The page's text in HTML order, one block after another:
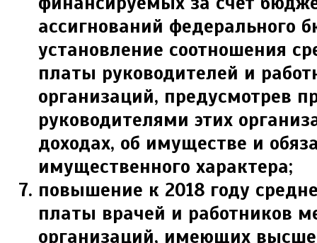
ассигнований федерального
установление соотношения
платы руководителей и
организаций, предусмотрев
руководителями этих
доходах, об имуществе и
имущественного характера;
повышение к 2018 году
платы врачей и работников
организаций, имеющих